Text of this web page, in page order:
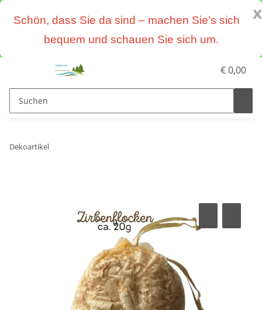
x
Schön, dass Sie da sind – machen Sie’s sich
bequem und schauen Sie sich um.
€ 0,00
Dekoartikel